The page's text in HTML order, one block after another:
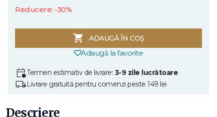
Reducere: -30%
ADAUGĂ ÎN COȘ
Adaugă la favorite
Termen estimativ de livrare: 3-9 zile lucrătoare
Livrare gratuită pentru comenzi peste 149 lei
Descriere